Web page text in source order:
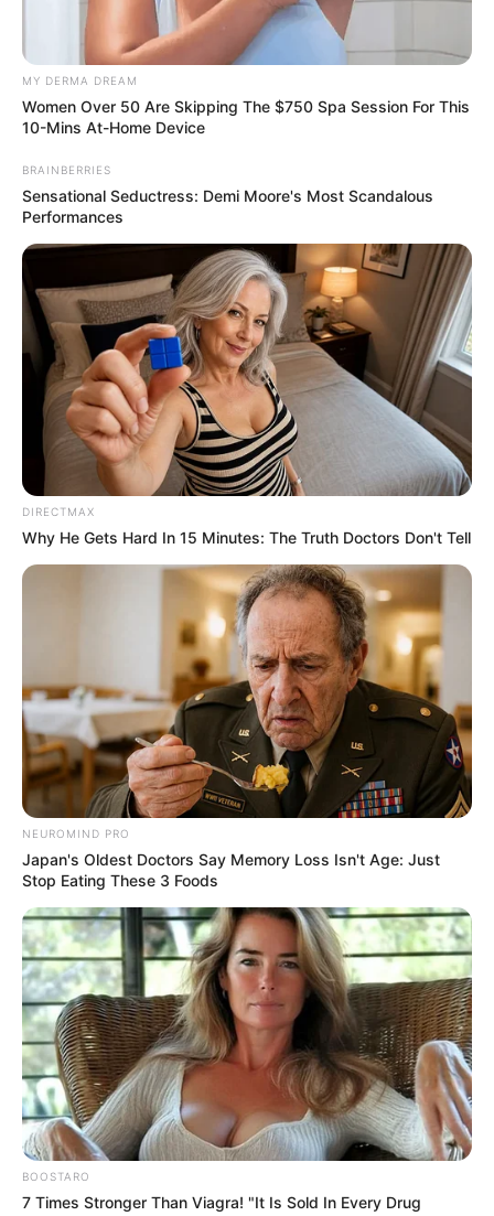
Βασίλης Κικίλιας στη δεξίωση της νέας Πρέσβειρας των ΗΠΑ: «Καλή
Συντακτική Ομάδα
01/11/2025, 23:49 · 11:49 ΜΜ
Τελευταία ενημέρωση
01/11/2025, 23:49 · 11:49 ΜΜ
Πολιτική
Κοινοποίησε άρθρο
Ανακαλύψτε περισσότερα άρθρα στα αποτελέσματα
Με ιδιαίτερη χαρά παρευρέθηκε οΥπουργός
Ναυτιλίας, Βασίλης Κικίλιας, στην πρώτη
επίσημη δεξίωση που παρέθεσε η νέα
MY DERMA DREAM
Women Over 50 Are Skipping The $750 Spa Session For This
10-Mins At-Home Device
BRAINBERRIES
Sensational Seductress: Demi Moore's Most Scandalous
Performances
DIRECTMAX
Why He Gets Hard In 15 Minutes: The Truth Doctors Don't Tell
NEUROMIND PRO
Japan's Oldest Doctors Say Memory Loss Isn't Age: Just
Stop Eating These 3 Foods
BOOSTARO
7 Times Stronger Than Viagra! "It Is Sold In Every Drug